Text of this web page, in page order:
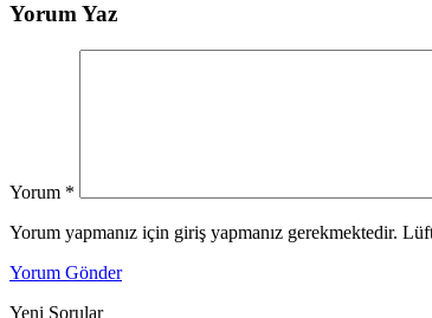
Yorum Yaz
Yorum *
Yorum yapmanız için giriş yapmanız gerekmektedir.
Yorum Gönder
Yeni Sorular